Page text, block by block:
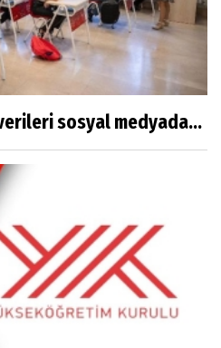
sosyal medyada...